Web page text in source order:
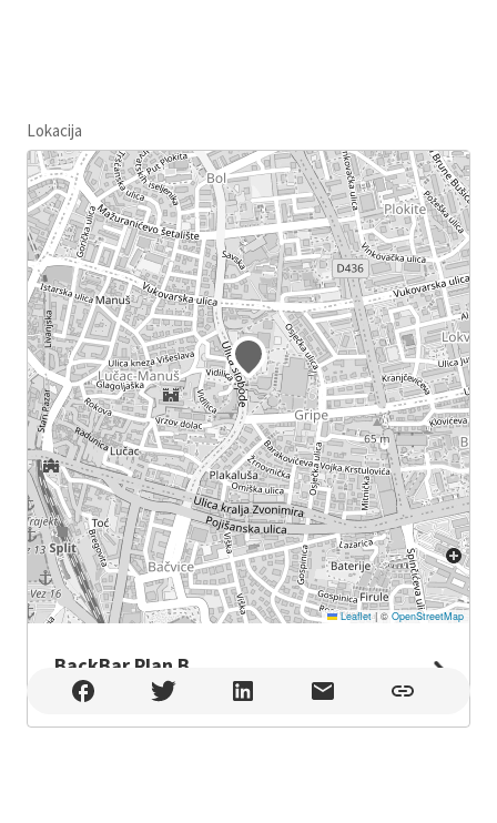
Lokacija
Leaflet |© OpenStreetMap
BackBar Plan B
BackBar Plan B , Split